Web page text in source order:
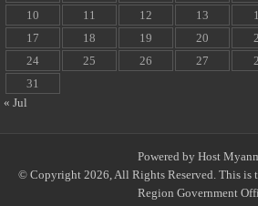
10
11 12 13
17
18 19 20
24
25 26 27
31
« Jul
Powered by Host
© Copyright 2026, All Rights Reserved. This is
Region Government